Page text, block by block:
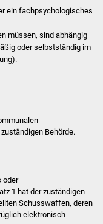
Apotheken
von Angehörigen
ein fachpsychologisches
müssen, sind abhängig
oder selbstständig im
Behörde.
oder
1 hat der zuständigen
Schusswaffen, deren
elektronisch